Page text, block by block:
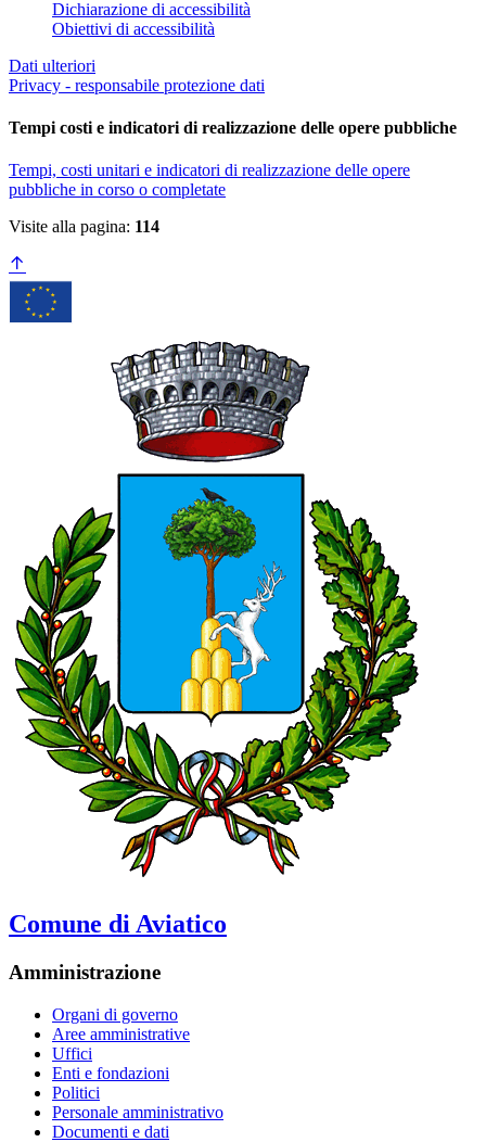
Dichiarazione di accessibilità
Obiettivi di accessibilità
Dati ulteriori
Privacy - responsabile protezione dati
Tempi costi e indicatori di realizzazione delle opere pubbliche
Tempi, costi unitari e indicatori di realizzazione delle opere
pubbliche in corso o completate
Visite alla pagina: 114
Comune di Aviatico
Amministrazione
Organi di governo
Aree amministrative
Uffici
Enti e fondazioni
Politici
Personale amministrativo
Documenti e dati